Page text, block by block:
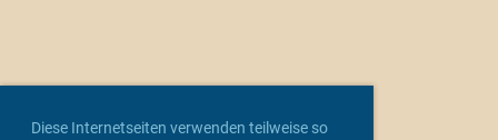
Diese Internetseiten verwenden teilweise so